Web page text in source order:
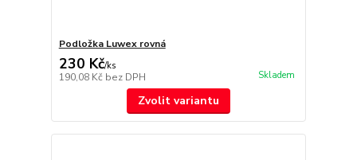
Podložka Luwex rovná
230 Kč/ks
190,08 Kč bez DPH Skladem
Zvolit variantu